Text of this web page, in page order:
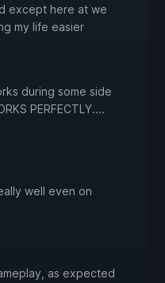
except here at we
my life easier
during some side
PERFECTLY....
well even on
as expected